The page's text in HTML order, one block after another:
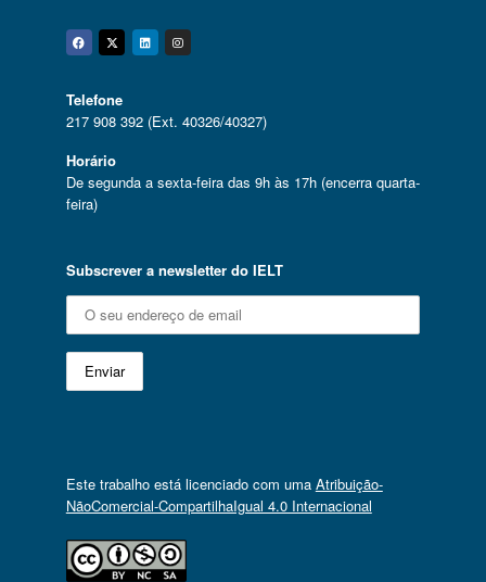
Facebook
Twitter
Linkedin
Instagram
Telefone
217 908 392 (Ext. 40326/40327)
Horário
De segunda a sexta-feira das 9h às 17h (encerra quarta-
feira)
Subscrever a newsletter do IELT
Este trabalho está licenciado com uma Atribuição-
NãoComercial-CompartilhaIgual 4.0 Internacional